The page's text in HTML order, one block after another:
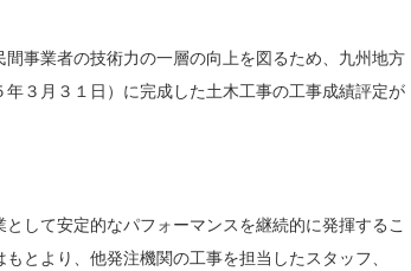
事業者の技術力の一層の向上を図るため、九州地方
３月３１日）に完成した土木工事の工事成績評定が
して安定的なパフォーマンスを継続的に発揮するこ
とより、他発注機関の工事を担当したスタッフ、